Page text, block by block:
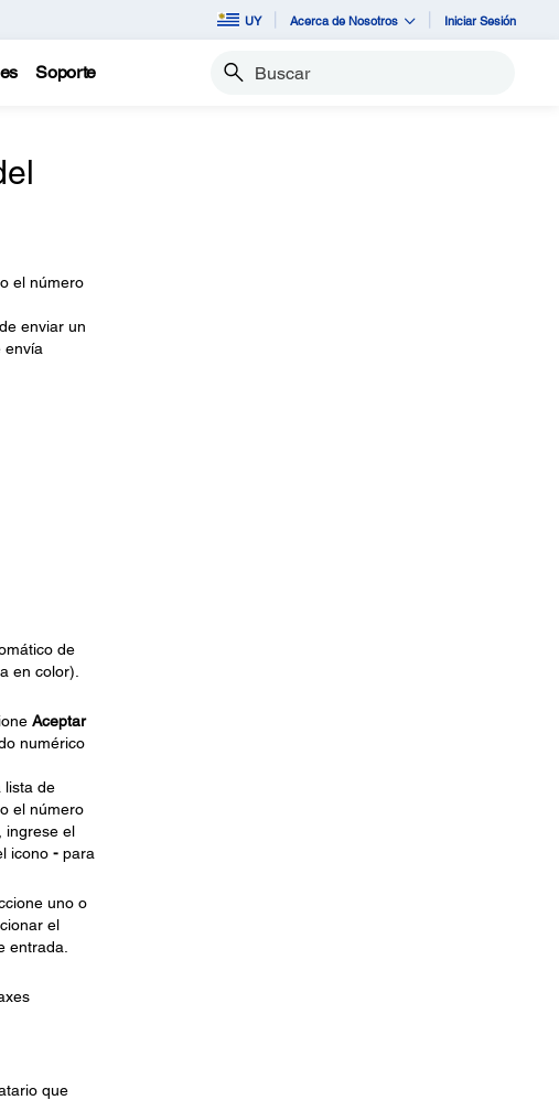
UY Acerca de Nosotros Iniciar Sesión
Soporte Buscar
el número
enviar un
envía
de
en color).
Aceptar
numérico
lista de
el número
ingrese el
icono -para
uno o
el
entrada.
que